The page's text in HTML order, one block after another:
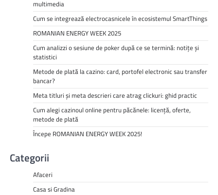
multimedia
Cum se integrează electrocasnicele în ecosistemul SmartThings
ROMANIAN ENERGY WEEK 2025
Cum analizzi o sesiune de poker după ce se termină: notițe și
statistici
Metode de plată la cazino: card, portofel electronic sau transfer
bancar?
Meta titluri și meta descrieri care atrag clickuri: ghid practic
Cum alegi cazinoul online pentru păcănele: licență, oferte,
metode de plată
Începe ROMANIAN ENERGY WEEK 2025!
Categorii
Afaceri
Casa si Gradina